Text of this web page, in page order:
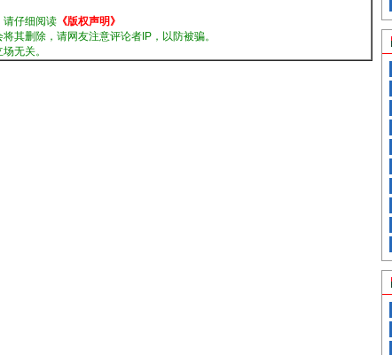
请仔细阅读 《版权声明》
其删除，请网友注意评论者IP，以防被骗。
无关。